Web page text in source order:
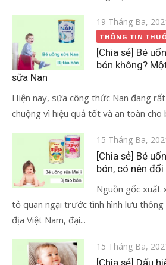
Đăng
vào
19 Tháng Ba,
THÔNG TIN
[Chia sẻ] Bé
bón không?
sữa Nan
Hiện nay, sữa công thức Nan đang
chuộng vì hiệu quả tốt và an toàn cho
Đăng
vào
15 Tháng Ba,
[Chia sẻ] Bé
bón, có nên
Nguồn gốc xuất
tỏ quan ngại trước tình hình lưu thông
địa Việt Nam, đại...
Đăng
vào
15 Tháng Ba,
[Chia sẻ] Dấu